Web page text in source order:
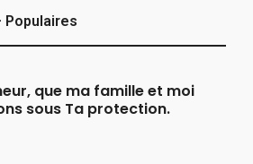
Populaires
que ma famille et moi
sous Ta protection.